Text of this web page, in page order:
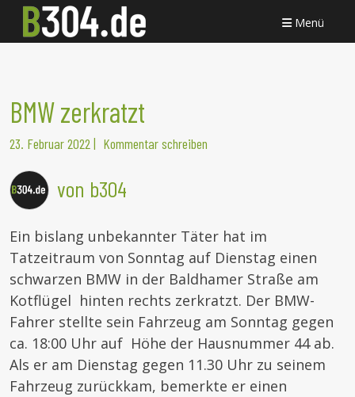
Menü
BMW zerkratzt
23. Februar 2022 | Kommentar schreiben
von b304
Ein bislang unbekannter Täter hat im
Tatzeitraum von Sonntag auf Dienstag einen
schwarzen BMW in der Baldhamer Straße am
Kotflügel hinten rechts zerkratzt. Der BMW-
Fahrer stellte sein Fahrzeug am Sonntag gegen
ca. 18:00 Uhr auf Höhe der Hausnummer 44 ab.
Als er am Dienstag gegen 11.30 Uhr zu seinem
Fahrzeug zurückkam, bemerkte er einen